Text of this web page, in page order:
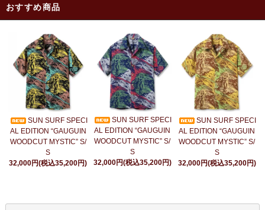
おすすめ商品
SUN SURF SPECI
AL EDITION “GAUGUIN
WOODCUT MYSTIC” S/
S
32,000円(税込35,200円)
SUN SURF SPECI
AL EDITION “GAUGUIN
WOODCUT MYSTIC” S/
S
32,000円(税込35,200円)
SUN SURF SPECI
AL EDITION “GAUGUIN
WOODCUT MYSTIC” S/
S
32,000円(税込35,200円)